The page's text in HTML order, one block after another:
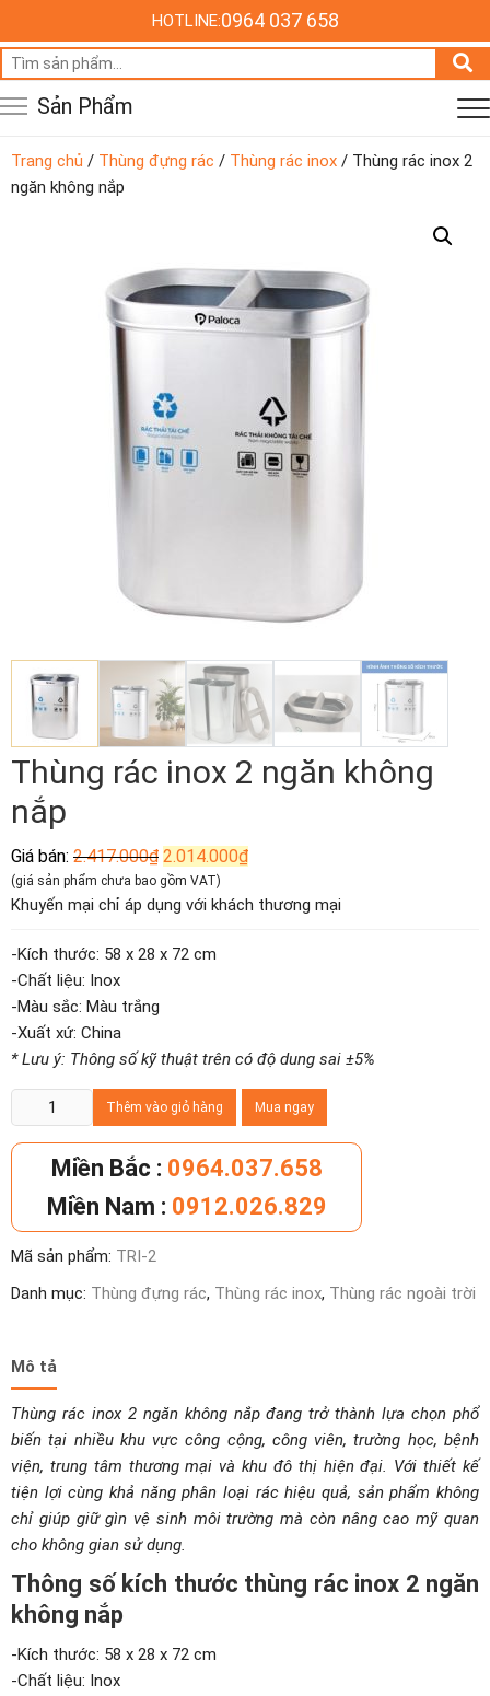
HOTLINE:0964 037 658
Tìm
kiếm:
Sản Phẩm
Trang chủ / Thùng đựng rác / Thùng rác inox / Thùng rác inox 2
ngăn không nắp
Thùng rác inox 2 ngăn không
nắp
Giá bán: 2.417.000₫ Giá
gốc
là:
2.417.000₫.
2.014.000₫Giá
hiện
là:
(giá sản phẩm chưa bao gồm VAT)
Khuyến mại chỉ áp dụng với khách thương mại
-Kích thước: 58 x 28 x 72 cm
-Chất liệu: Inox
-Màu sắc: Màu trắng
-Xuất xứ: China
* Lưu ý: Thông số kỹ thuật trên có độ dung sai ±5%
Thùng
rác
inox
không
nắp
số
Thêm vào giỏ hàng Mua ngay
Miền Bắc : 0964.037.658
Miền Nam : 0912.026.829
Mã sản phẩm: TRI-2
Danh mục: Thùng đựng rác, Thùng rác inox, Thùng rác ngoài trời
Mô tả
Thùng rác inox 2 ngăn không nắp đang trở thành lựa chọn phổ
biến tại nhiều khu vực công cộng, công viên, trường học, bệnh
viện, trung tâm thương mại và khu đô thị hiện đại. Với thiết kế
tiện lợi cùng khả năng phân loại rác hiệu quả, sản phẩm không
chỉ giúp giữ gìn vệ sinh môi trường mà còn nâng cao mỹ quan
cho không gian sử dụng.
Thông số kích thước thùng rác inox 2 ngăn
không nắp
-Kích thước: 58 x 28 x 72 cm
-Chất liệu: Inox